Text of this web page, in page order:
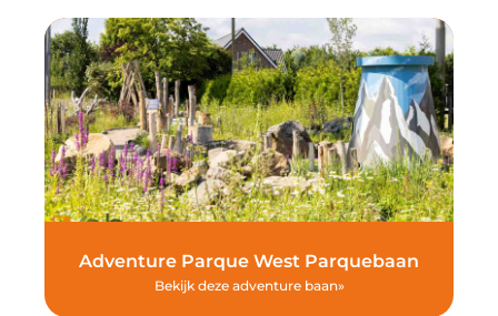
Adventure Parque West Parquebaan
Bekijk deze adventure baan»